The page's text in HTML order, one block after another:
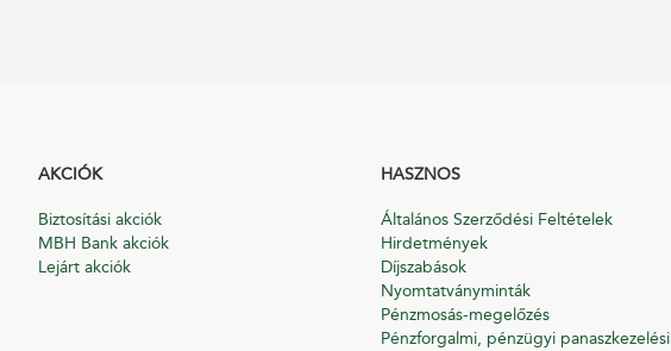
AKCIÓK
Biztosítási akciók
MBH Bank akciók
Lejárt akciók
HASZNOS
Általános Szerződési Feltételek
Hirdetmények
Díjszabások
Nyomtatványminták
Pénzmosás-megelőzés
Pénzforgalmi, pénzügyi panaszkezelési